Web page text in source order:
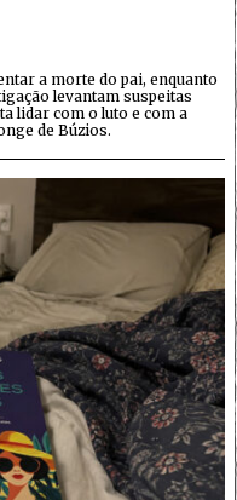
a morte do pai, enquanto
levantam suspeitas
lidar com o luto e com a
de Búzios.